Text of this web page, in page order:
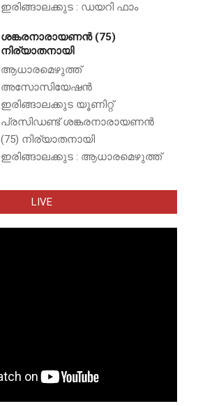
ഇരിങ്ങാലക്കുട : ഡയറി ഫാം
ശങ്കരനാരായണൻ (75)
നിര്യാതനായി
ആധാരമെഴുത്ത്
അസോസിയേഷൻ
ഇരിങ്ങാലക്കുട യൂണിറ്റ്
പ്രസിഡണ്ട് ശങ്കരനാരായണൻ
(75) നിര്യാതനായി
ഇരിങ്ങാലക്കുട : ആധാരമെഴുത്ത്
LIVE